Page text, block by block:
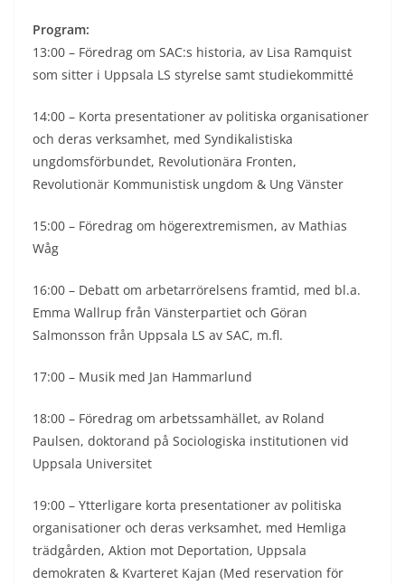
Program:
13:00 – Föredrag om SAC:s historia, av Lisa Ramquist
som sitter i Uppsala LS styrelse samt studiekommitté
14:00 – Korta presentationer av politiska organisationer
och deras verksamhet, med Syndikalistiska
ungdomsförbundet, Revolutionära Fronten,
Revolutionär Kommunistisk ungdom & Ung Vänster
15:00 – Föredrag om högerextremismen, av Mathias
Wåg
16:00 – Debatt om arbetarrörelsens framtid, med bl.a.
Emma Wallrup från Vänsterpartiet och Göran
Salmonsson från Uppsala LS av SAC, m.fl.
17:00 – Musik med Jan Hammarlund
18:00 – Föredrag om arbetssamhället, av Roland
Paulsen, doktorand på Sociologiska institutionen vid
Uppsala Universitet
19:00 – Ytterligare korta presentationer av politiska
organisationer och deras verksamhet, med Hemliga
trädgården, Aktion mot Deportation, Uppsala
demokraten & Kvarteret Kajan (Med reservation för